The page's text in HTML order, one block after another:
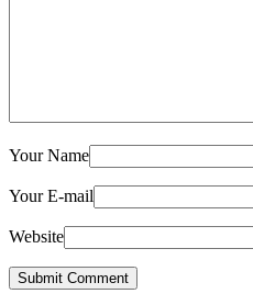
Your Name
Your E-mail
Website
Submit Comment